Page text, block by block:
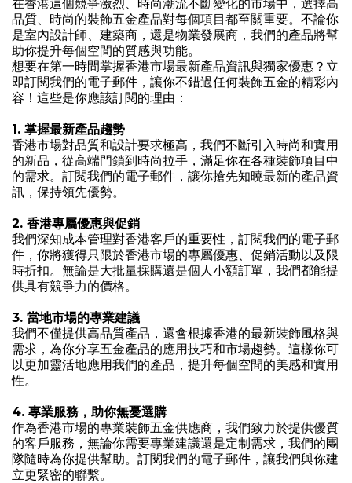
在香港這個競爭激烈、時尚潮流不斷變化的市場中，選擇高
品質、時尚的裝飾五金產品對每個項目都至關重要。不論你
是室內設計師、建築商，還是物業發展商，我們的產品將幫
助你提升每個空間的質感與功能。
想要在第一時間掌握香港市場最新產品資訊與獨家優惠？立
即訂閱我們的電子郵件，讓你不錯過任何裝飾五金的精彩內
容！這些是你應該訂閱的理由：
1. 掌握最新產品趨勢
香港市場對品質和設計要求極高，我們不斷引入時尚和實用
的新品，從高端門鎖到時尚拉手，滿足你在各種裝飾項目中
的需求。訂閱我們的電子郵件，讓你搶先知曉最新的產品資
訊，保持領先優勢。
2. 香港專屬優惠與促銷
我們深知成本管理對香港客戶的重要性，訂閱我們的電子郵
件，你將獲得只限於香港市場的專屬優惠、促銷活動以及限
時折扣。無論是大批量採購還是個人小額訂單，我們都能提
供具有競爭力的價格。
3. 當地市場的專業建議
我們不僅提供高品質產品，還會根據香港的最新裝飾風格與
需求，為你分享五金產品的應用技巧和市場趨勢。這樣你可
以更加靈活地應用我們的產品，提升每個空間的美感和實用
性。
4. 專業服務，助你無憂選購
作為香港市場的專業裝飾五金供應商，我們致力於提供優質
的客戶服務，無論你需要專業建議還是定制需求，我們的團
隊隨時為你提供幫助。訂閱我們的電子郵件，讓我們與你建
立更緊密的聯繫。